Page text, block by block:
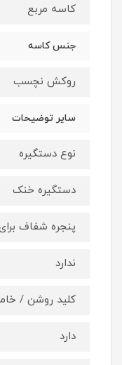
کاسه مربع
جنس کاسه
روکش نچسب
سایر توضیحات
نوع دستگیره
دستگیره خنک
پنجره شفاف
ندارد
کلید روشن /
دارد